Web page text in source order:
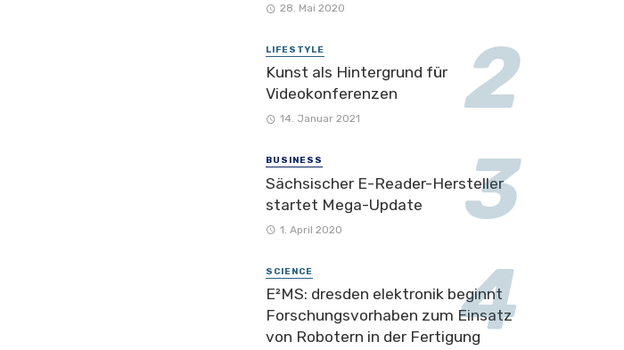
28. Mai 2020
LIFESTYLE
Kunst als Hintergrund für
Videokonferenzen
14. Januar 2021
BUSINESS
Sächsischer E-Reader-Hersteller
startet Mega-Update
1. April 2020
SCIENCE
E²MS: dresden elektronik beginnt
Forschungsvorhaben zum Einsatz
von Robotern in der Fertigung